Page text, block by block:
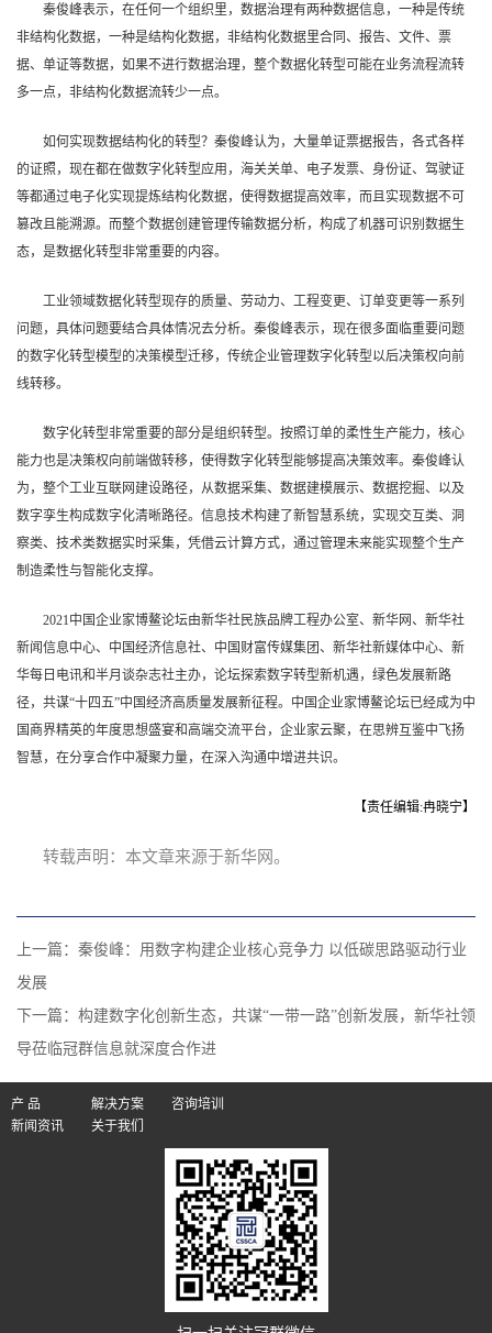
秦俊峰表示，在任何一个组织里，数据治理有两种数据信息，一种是传统
非结构化数据，一种是结构化数据，非结构化数据里合同、报告、文件、票
据、单证等数据，如果不进行数据治理，整个数据化转型可能在业务流程流转
多一点，非结构化数据流转少一点。
如何实现数据结构化的转型？秦俊峰认为，大量单证票据报告，各式各样
的证照，现在都在做数字化转型应用，海关关单、电子发票、身份证、驾驶证
等都通过电子化实现提炼结构化数据，使得数据提高效率，而且实现数据不可
篡改且能溯源。而整个数据创建管理传输数据分析，构成了机器可识别数据生
态，是数据化转型非常重要的内容。
工业领域数据化转型现存的质量、劳动力、工程变更、订单变更等一系列
问题，具体问题要结合具体情况去分析。秦俊峰表示，现在很多面临重要问题
的数字化转型模型的决策模型迁移，传统企业管理数字化转型以后决策权向前
线转移。
数字化转型非常重要的部分是组织转型。按照订单的柔性生产能力，核心
能力也是决策权向前端做转移，使得数字化转型能够提高决策效率。秦俊峰认
为，整个工业互联网建设路径，从数据采集、数据建模展示、数据挖掘、以及
数字孪生构成数字化清晰路径。信息技术构建了新智慧系统，实现交互类、洞
察类、技术类数据实时采集，凭借云计算方式，通过管理未来能实现整个生产
制造柔性与智能化支撑。
2021中国企业家博鳌论坛由新华社民族品牌工程办公室、新华网、新华社
新闻信息中心、中国经济信息社、中国财富传媒集团、新华社新媒体中心、新
华每日电讯和半月谈杂志社主办，论坛探索数字转型新机遇，绿色发展新路
径，共谋“十四五”中国经济高质量发展新征程。中国企业家博鳌论坛已经成为中
国商界精英的年度思想盛宴和高端交流平台，企业家云聚，在思辨互鉴中飞扬
智慧，在分享合作中凝聚力量，在深入沟通中增进共识。
【责任编辑:冉晓宁】
转载声明：本文章来源于新华网。
上一篇： 秦俊峰：用数字构建企业核心竞争力 以低碳思路驱动行业
发展
下一篇： 构建数字化创新生态，共谋“一带一路”创新发展，新华社领
导莅临冠群信息就深度合作进
产 品 解决方案
咨询培训
新闻资讯
关于我们